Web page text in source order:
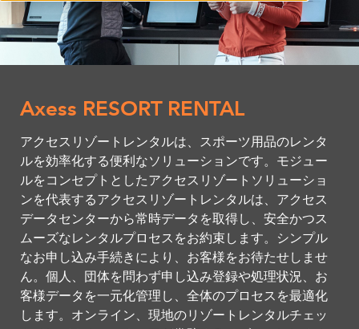
Axess RESORT RENTAL
アクセスリゾートレンタルは、スポーツ用品のレンタ
ルを効率化する便利なソリューションです。モジュー
ルをコンセプトとしたアクセスリゾートソリューショ
ンを代表するアクセスリゾートレンタルは、アクセス
データセンターから常時データを取得し、安全かつス
ムーズなレンタルプロセスをお約束します。シンプル
なお申し込み手続きにより、お客様をお待たせしませ
ん。個人、団体を問わず申し込み登録や処理状況、お
客様データを一元化管理し、全体のプロセスを最適化
します。オンライン、現地のリゾートレンタルチェッ